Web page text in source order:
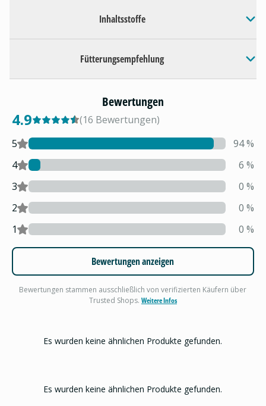
Inhaltsstoffe
Fütterungsempfehlung
Bewertungen
4.9 (16 Bewertungen)
5
94%
4
6 %
3
0 %
2
0 %
1
0 %
Bewertungen anzeigen
Bewertungen stammen ausschließlich von verifizierten Käufern über
Trusted Shops. Weitere Infos
Es wurden keine ähnlichen Produkte gefunden.
Es wurden keine ähnlichen Produkte gefunden.